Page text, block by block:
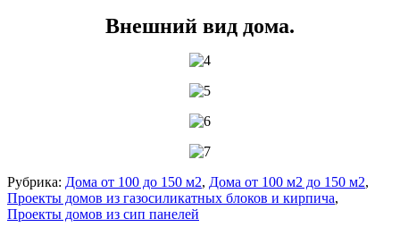
Внешний вид дома.
Рубрика: Дома от 100 до 150 м2, Дома от 100 м2 до 150 м2,
Проекты домов из газосиликатных блоков и кирпича,
Проекты домов из сип панелей